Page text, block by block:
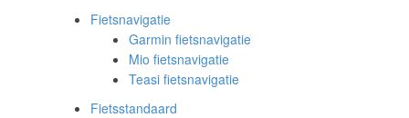
Fietsnavigatie
Garmin fietsnavigatie
Mio fietsnavigatie
Teasi fietsnavigatie
Fietsstandaard